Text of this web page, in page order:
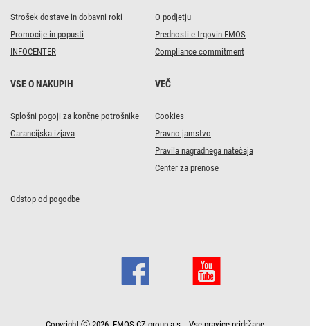
Strošek dostave in dobavni roki
Promocije in popusti
INFOCENTER
O podjetju
Prednosti e-trgovin EMOS
Compliance commitment
VSE O NAKUPIH
Splošni pogoji za končne potrošnike
Garancijska izjava
VEČ
Cookies
Pravno jamstvo
Pravila nagradnega natečaja
Center za prenose
Odstop od pogodbe